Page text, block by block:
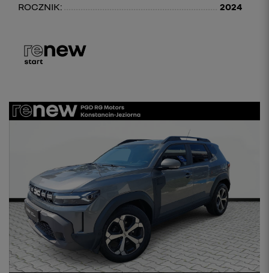
ROCZNIK:
2024